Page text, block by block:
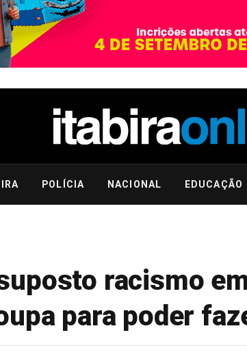
POLÍCIA NACIONAL EDUCAÇÃO
racismo
para poder